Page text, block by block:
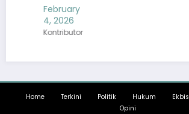
February
4, 2026
Kontributor
Home Terkini Politik Hukum Ekbis
Opini